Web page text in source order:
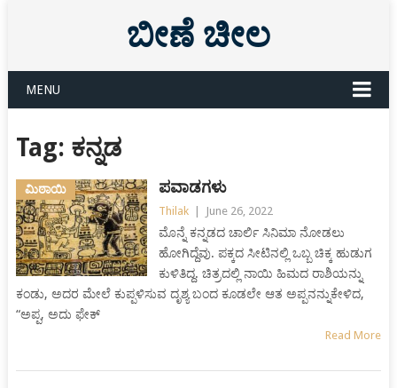
ಬೀಣೆ ಚೀಲ
MENU
Tag: ಕನ್ನಡ
ಮಿಠಾಯಿ ಪವಾಡಗಳು
Thilak June 26, 2022
ಮೊನ್ನೆ ಕನ್ನಡದ ಚಾರ್ಲಿ ಸಿನಿಮಾ ನೋಡಲು
ಹೋಗಿದ್ದೆವು. ಪಕ್ಕದ ಸೀಟಿನಲ್ಲಿ ಒಬ್ಬ ಚಿಕ್ಕ ಹುಡುಗ
ಕುಳಿತಿದ್ದ. ಚಿತ್ರದಲ್ಲಿ ನಾಯಿ ಹಿಮದ ರಾಶಿಯನ್ನು
ಕಂಡು, ಅದರ ಮೇಲೆ ಕುಪ್ಪಳಿಸುವ ದೃಶ್ಯ ಬಂದ ಕೂಡಲೇ ಆತ ಅಪ್ಪನನ್ನುಕೇಳಿದ,
“ಅಪ್ಪ, ಅದು ಫೇಕ್
Read More